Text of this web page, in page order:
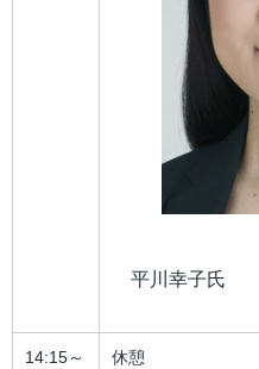
平川幸子氏
14:15～
休憩